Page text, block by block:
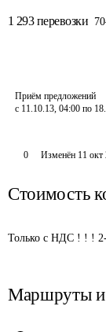
1 293 перевозки 70
Приём предложений
с 11.10.13, 04:00 по
0 Изменён 11 окт
Стоимость
Только с НДС ! ! !
Маршруты и